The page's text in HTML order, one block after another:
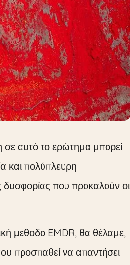
αυτό το ερώτημα μπορεί
και πολύπλευρη
δυσφορίας που προκαλούν οι
μέθοδο EMDR, θα θέλαμε,
προσπαθεί να απαντήσει